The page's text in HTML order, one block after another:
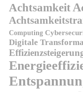
Achtsamkeit
Computing
Digitale